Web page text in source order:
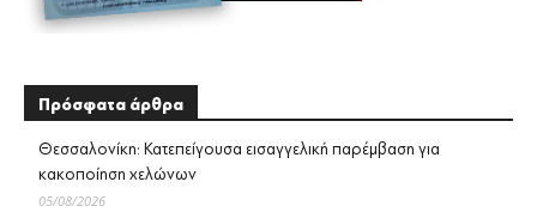
Πρόσφατα άρθρα
Θεσσαλονίκη: Κατεπείγουσα εισαγγελική παρέμβαση για
κακοποίηση χελώνων
05/08/2026